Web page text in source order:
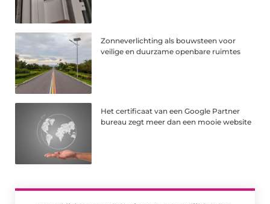
Zonneverlichting als bouwsteen voor
veilige en duurzame openbare ruimtes
Het certificaat van een Google Partner
bureau zegt meer dan een mooie website